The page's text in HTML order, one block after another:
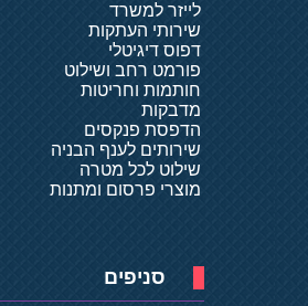
לייזר למשרד
שירותי העתקות
דפוס דיגיטלי
פורמט רחב ושילוט
חותמות וחריטות
מדבקות
הדפסת פנקסים
שירותים לענף הבניה
שילוט לכל מטרה
מוצרי פרסום ומתנות
סניפים